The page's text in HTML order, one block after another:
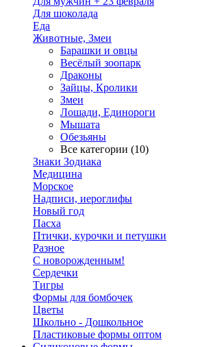
Для шоколада
Еда
Животные, Змеи
Барашки и овцы
Весёлый зоопарк
Драконы
Зайцы, Кролики
Змеи
Лошади, Единороги
Мышата
Обезьяны
Все категории (10)
Знаки Зодиака
Медицина
Морское
Надписи, иероглифы
Новый год
Пасха
Птички, курочки и петушки
Разное
С новорожденным!
Сердечки
Тигры
Формы для бомбочек
Цветы
Школьно - Дошкольное
Пластиковые формы оптом